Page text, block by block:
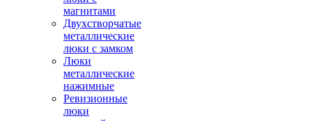
магнитами
Двухстворчатые
металлические
люки с замком
Люки
металлические
нажимные
Ревизионные
люки